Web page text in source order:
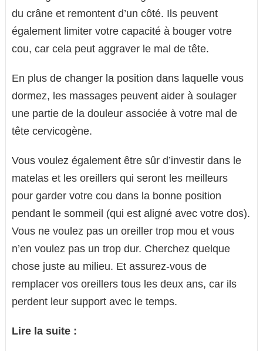
du crâne et remontent d’un côté. Ils peuvent
également limiter votre capacité à bouger votre
cou, car cela peut aggraver le mal de tête.
En plus de changer la position dans laquelle vous
dormez, les massages peuvent aider à soulager
une partie de la douleur associée à votre mal de
tête cervicogène.
Vous voulez également être sûr d’investir dans le
matelas et les oreillers qui seront les meilleurs
pour garder votre cou dans la bonne position
pendant le sommeil (qui est aligné avec votre dos).
Vous ne voulez pas un oreiller trop mou et vous
n’en voulez pas un trop dur. Cherchez quelque
chose juste au milieu. Et assurez-vous de
remplacer vos oreillers tous les deux ans, car ils
perdent leur support avec le temps.
Lire la suite :